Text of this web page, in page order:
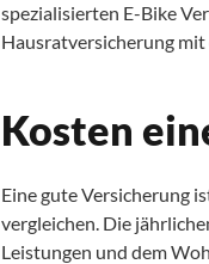
spezialisierten E-Bike
Hausratversicherung
Kosten
Eine gute Versicherung
vergleichen. Die
Leistungen und dem